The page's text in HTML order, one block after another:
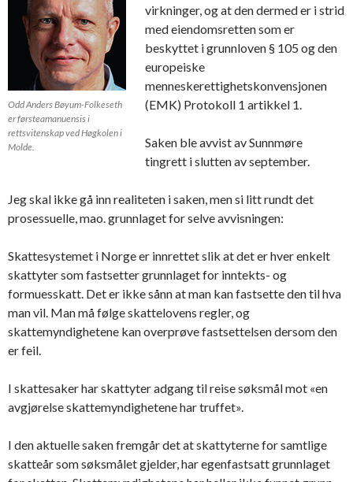
Odd Anders Bøyum-Folkeseth
er førsteamanuensis i
rettsvitenskap ved Høgkolen i
Molde.
virkninger, og at den dermed er i strid
med eiendomsretten som er
beskyttet i grunnloven § 105 og den
europeiske
menneskerettighetskonvensjonen
(EMK) Protokoll 1 artikkel 1.
Saken ble avvist av Sunnmøre
tingrett i slutten av september.
Jeg skal ikke gå inn realiteten i saken, men si litt rundt det
prosessuelle, mao. grunnlaget for selve avvisningen:
Skattesystemet i Norge er innrettet slik at det er hver enkelt
skattyter som fastsetter grunnlaget for inntekts- og
formuesskatt. Det er ikke sånn at man kan fastsette den til hva
man vil. Man må følge skattelovens regler, og
skattemyndighetene kan overprøve fastsettelsen dersom den
er feil.
I skattesaker har skattyter adgang til reise søksmål mot «en
avgjørelse skattemyndighetene har truffet».
I den aktuelle saken fremgår det at skattyterne for samtlige
skatteår som søksmålet gjelder, har egenfastsatt grunnlaget